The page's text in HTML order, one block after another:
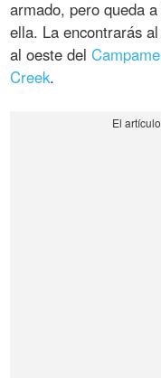
armado, pero queda
ella. La encontrarás al
al oeste del
Creek.